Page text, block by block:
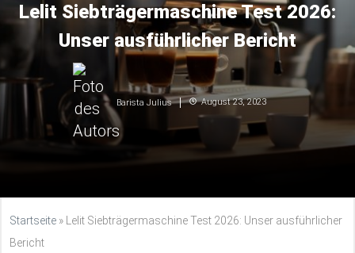
Lelit Siebträgermaschine Test 2026:
Unser ausführlicher Bericht
Barista Julius August 23, 2023
Startseite »
Lelit Siebträgermaschine Test 2026: Unser ausführlicher
Bericht